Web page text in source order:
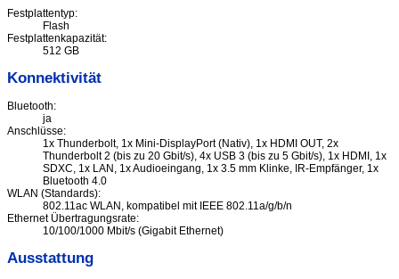
Festplattentyp:
Flash
Festplattenkapazität:
512 GB
Konnektivität
Bluetooth:
ja
Anschlüsse:
1x Thunderbolt, 1x Mini-DisplayPort (Nativ), 1x HDMI OUT, 2x
Thunderbolt 2 (bis zu 20 Gbit/s), 4x USB 3 (bis zu 5 Gbit/s), 1x HDMI, 1x
SDXC, 1x LAN, 1x Audioeingang, 1x 3.5 mm Klinke, IR-Empfänger, 1x
Bluetooth 4.0
WLAN (Standards):
802.11ac WLAN, kompatibel mit IEEE 802.11a/g/b/n
Ethernet Übertragungsrate:
10/100/1000 Mbit/s (Gigabit Ethernet)
Ausstattung